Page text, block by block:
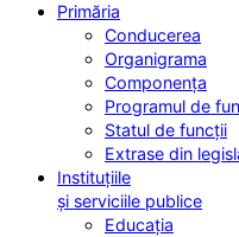
Primăria
Conducerea
Organigrama
Componența
Programul de
Statul de funcții
Extrase din
Instituțiile
și serviciile publice
Educația